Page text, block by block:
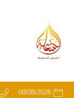
08/08/2026